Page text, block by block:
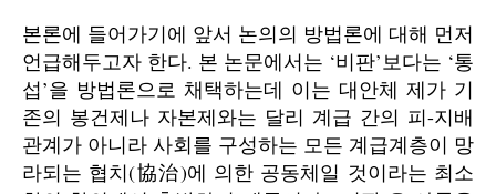
본론에 들어가기에 앞서 논의의 방법론에 대해 먼저
언급해두고자 한다. 본 논문에서는 ‘비판’보다는 ‘통
섭’을 방법론으로 채택하는데 이는 대안체 제가 기
존의 봉건제나 자본제와는 달리 계급 간의 피-지배
관계가 아니라 사회를 구성하는 모든 계급계층이 망
라되는 협치(協治)에 의한 공동체일 것이라는 최소